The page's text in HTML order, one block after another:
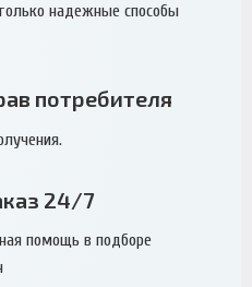
надежные способы
потребителя
24/7
помощь в подборе